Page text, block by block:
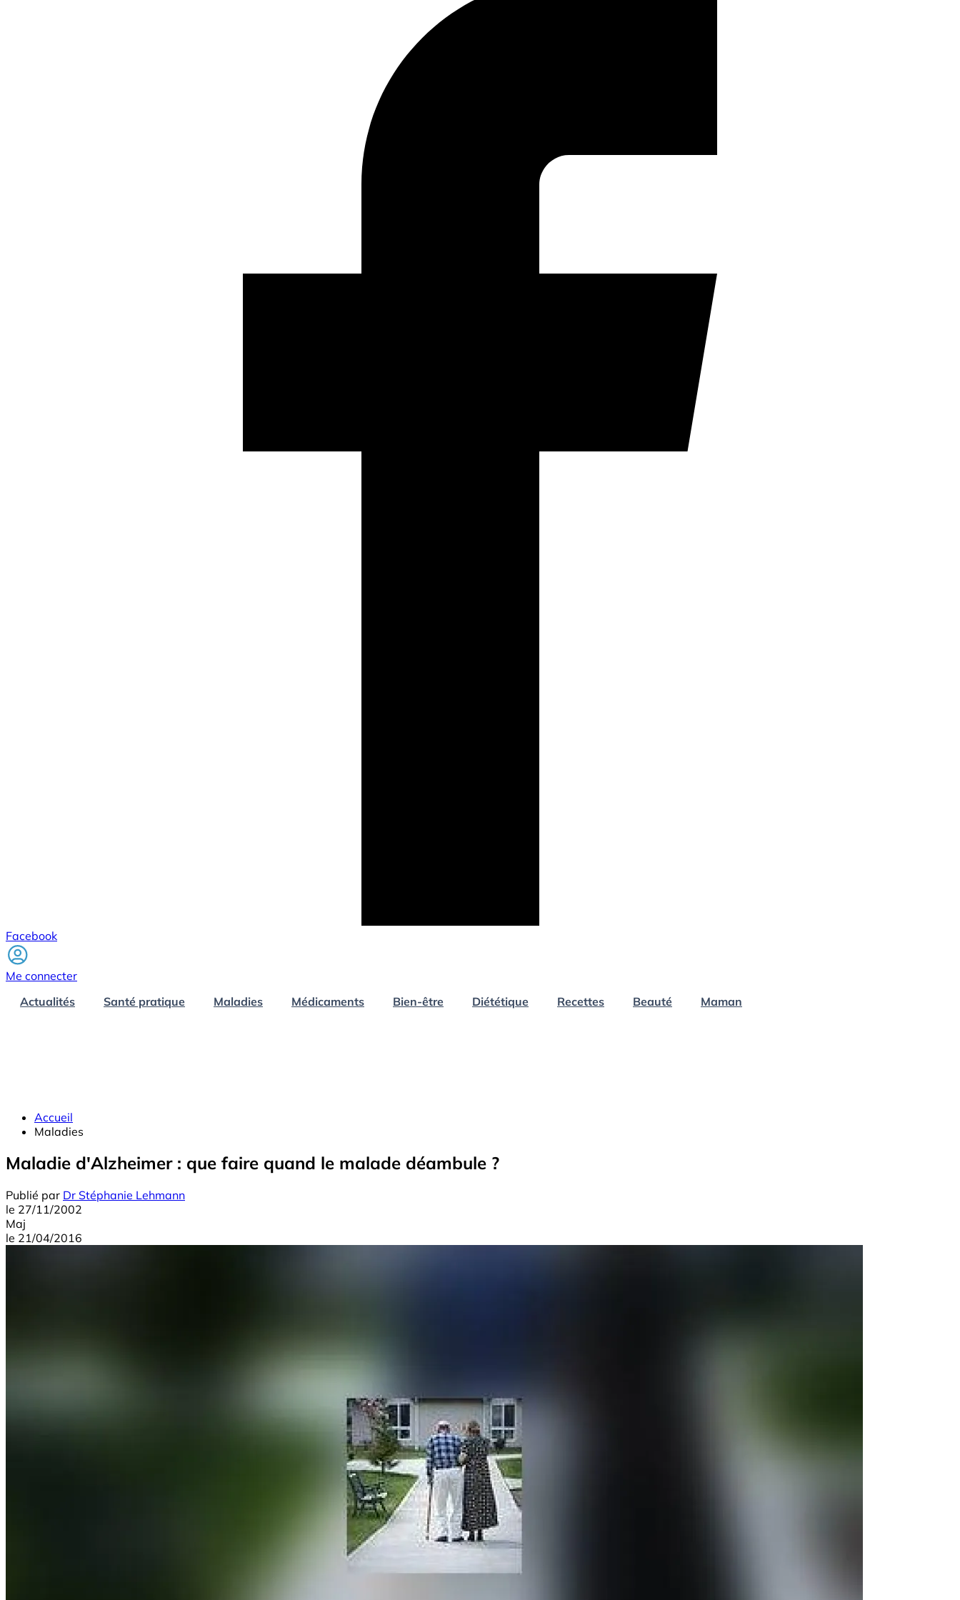
Facebook
Me connecter
Actualités
Santé pratique Maladies Médicaments Bien-être Diététique Recettes Beauté Maman
Accueil
Maladies
Maladie d'Alzheimer : que faire quand le malade déambule ?
Publié par Dr Stéphanie Lehmann
le 27/11/2002
Maj
le 21/04/2016